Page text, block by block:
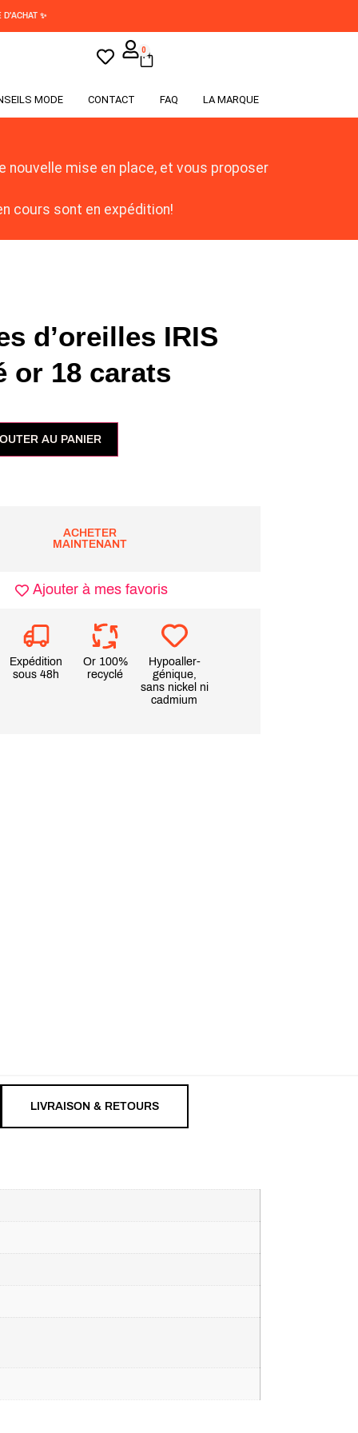
✨
MODE CONTACT FAQ LA MARQUE
0
nouvelle mise en place, et vous proposer
cours sont en expédition!
d’oreilles IRIS
or 18 carats
AU PANIER
ACHETER
MAINTENANT
Ajouter à mes favoris
Expédition
sous 48h
Or 100%
recyclé
Hypoaller-
génique,
sans nickel ni
cadmium
LIVRAISON & RETOURS